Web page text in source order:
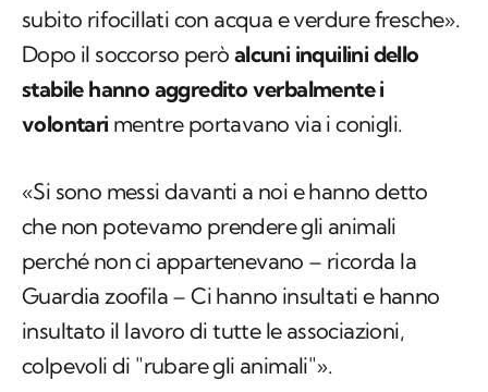
subito rifocillati con acqua e verdure fresche».
Dopo il soccorso però alcuni inquilini dello
stabile hanno aggredito verbalmente i
volontari mentre portavano via i conigli.
«Si sono messi davanti a noi e hanno detto
che non potevamo prendere gli animali
perché non ci appartenevano – ricorda la
Guardia zoofila – Ci hanno insultati e hanno
insultato il lavoro di tutte le associazioni,
colpevoli di "rubare gli animali"».